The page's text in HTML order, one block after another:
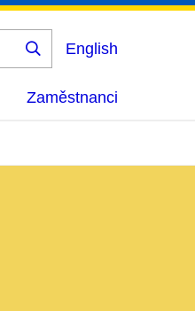
Vyhledat
English
Zaměstnanci